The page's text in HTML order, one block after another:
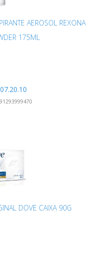
AEROSOL REXONA
175ML
DOVE CAIXA 90G